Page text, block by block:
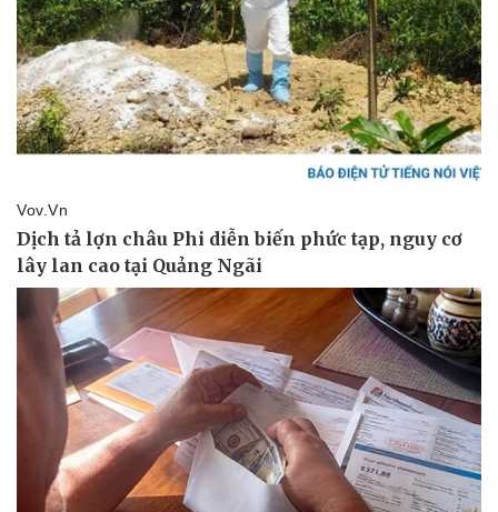
Kinh tế
Bất động sản
Khởi nghiệp
Thị trường
Giá vàng
Tiêu dùng
Tỷ giá
Chứng khoán
Giá cà phê